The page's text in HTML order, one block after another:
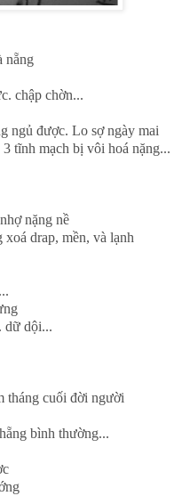
nẵng
chập chờn...
ngủ được. Lo sợ ngày mai
tĩnh mạch bị vôi hoá nặng...
nặng nề
drap, mền, và lạnh
dữ dội...
tháng cuối đời người
bình thường...